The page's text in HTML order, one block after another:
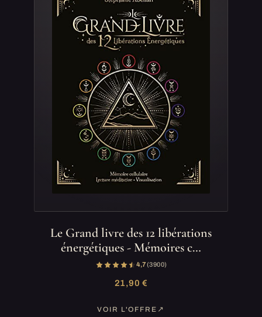
Le Grand livre des 12 libérations
énergétiques - Mémoires c…
4,7(3 900)
21,90 €
VOIR L'OFFRE